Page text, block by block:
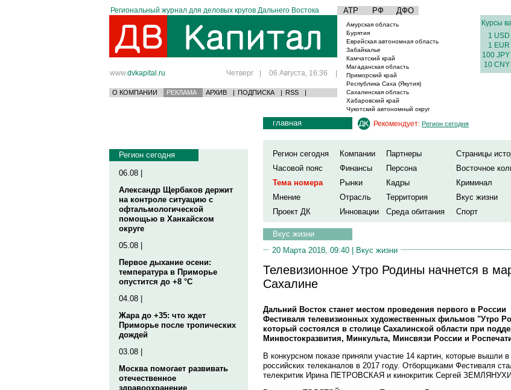
Региональный журнал для деловых кругов Дальнего Востока АТР РФ ДФО
www.dvkapital.ru Четверг | 06 Августа, 16:36 |
О КОМПАНИИ РЕКЛАМА АРХИВ | ПОДПИСКА | RSS |
Амурская область
Бурятия
Еврейская автономная область
Забайкалье
Камчатский край
Магаданская область
Приморский край
Республика Саха (Якутия)
Сахалинская область
Хабаровский край
Чукотский автономный округ
Курсы
1 USD
1 EUR
100 JPY
10 CNY
Регион сегодня
06.08 |
Александр Щербаков держит
на контроле ситуацию с
офтальмологической
помощью в Ханкайском
округе
05.08 |
Первое дыхание осени:
температура в Приморье
опустится до +8 °C
04.08 |
Жара до +35: что ждет
Приморье после тропических
дождей
03.08 |
Москва помогает развивать
отечественное
здравоохранение
главная Рекомендует: Регион сегодня
Регион сегодня Компании Партнеры
Страницы
Часовой пояс
Финансы Персона
Восточное
Тема номера
Рынки Кадры
Криминал
Мнение
Отрасль Территория
Вкус жизни
Проект ДК
Инновации Среда обитания Спорт
Вкус жизни
20 Марта 2018, 09:40 | Вкус жизни
Телевизионное Утро Родины начнется в
Сахалине
Дальний Восток станет местом проведения первого в России
Фестиваля телевизионных художественных фильмов "Утро
который состоялся в столице Сахалинской области при
Минвостокразвития, Минкульта, Минсвязи России и
В конкурсном показе приняли участие 14 картин, которые вышли
российских телеканалов в 2017 году. Отборщиками Фестиваля
телекритик Ирина ПЕТРОВСКАЯ и кинокритик Сергей